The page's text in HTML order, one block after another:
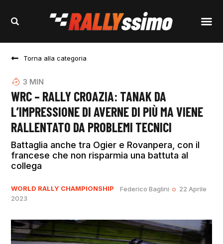
Torna alla categoria
3 MIN
WRC – RALLY CROAZIA: TANAK DA
L’IMPRESSIONE DI AVERNE DI PIÙ MA VIENE
RALLENTATO DA PROBLEMI TECNICI
Battaglia anche tra Ogier e Rovanpera, con il
francese che non risparmia una battuta al
collega
WORLD RALLY CHAMPIONSHIP Federico Baglini
22 Aprile
2023